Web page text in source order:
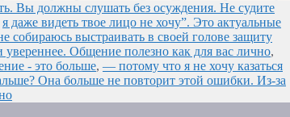
Вы должны слушать без осуждения. Не судите
я даже видеть твое лицо не хочу”. Это актуальные
собираюсь выстраивать в своей голове защиту
увереннее. Общение полезно как для вас лично,
- это больше, — потому что я не хочу казаться
Она больше не повторит этой ошибки. Из-за